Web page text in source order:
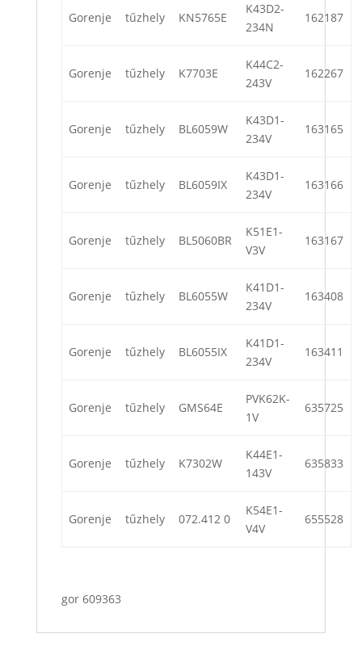
Gorenje tűzhely KN5765E
K43D2-
234N
162187
Gorenje tűzhely K7703E
K44C2-
243V
162267
Gorenje tűzhely BL6059W
K43D1-
234V
163165
Gorenje tűzhely BL6059IX
K43D1-
234V
163166
Gorenje tűzhely BL5060BR
K51E1-
V3V
163167
Gorenje tűzhely BL6055W
K41D1-
234V
163408
Gorenje tűzhely BL6055IX
K41D1-
234V
163411
Gorenje tűzhely GMS64E
PVK62K-
1V
635725
Gorenje tűzhely K7302W
K44E1-
143V
635833
Gorenje tűzhely 072.412 0
K54E1-
V4V
655528
gor 609363